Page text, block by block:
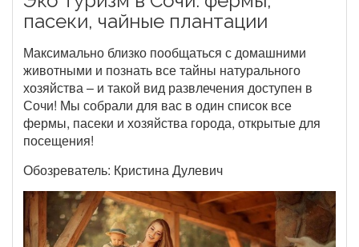
пасеки, чайные плантации
Максимально близко пообщаться с домашними
животными и познать все тайны натурального
хозяйства – и такой вид развлечения доступен в
Сочи! Мы собрали для вас в один список все
фермы, пасеки и хозяйства города, открытые для
посещения!
Обозреватель: Кристина Дулевич